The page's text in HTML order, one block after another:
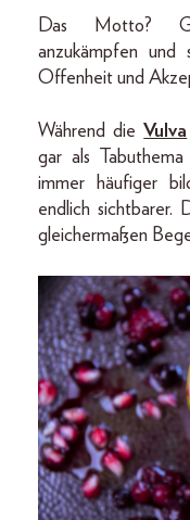
Das Motto?
anzukämpfen und
Offenheit und
Während dieVulva
gar als
immer häufiger
endlich sichtbarer.
gleichermaßen